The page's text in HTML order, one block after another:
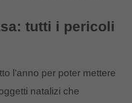
tutti i pericoli
l’anno per poter mettere
natalizi che